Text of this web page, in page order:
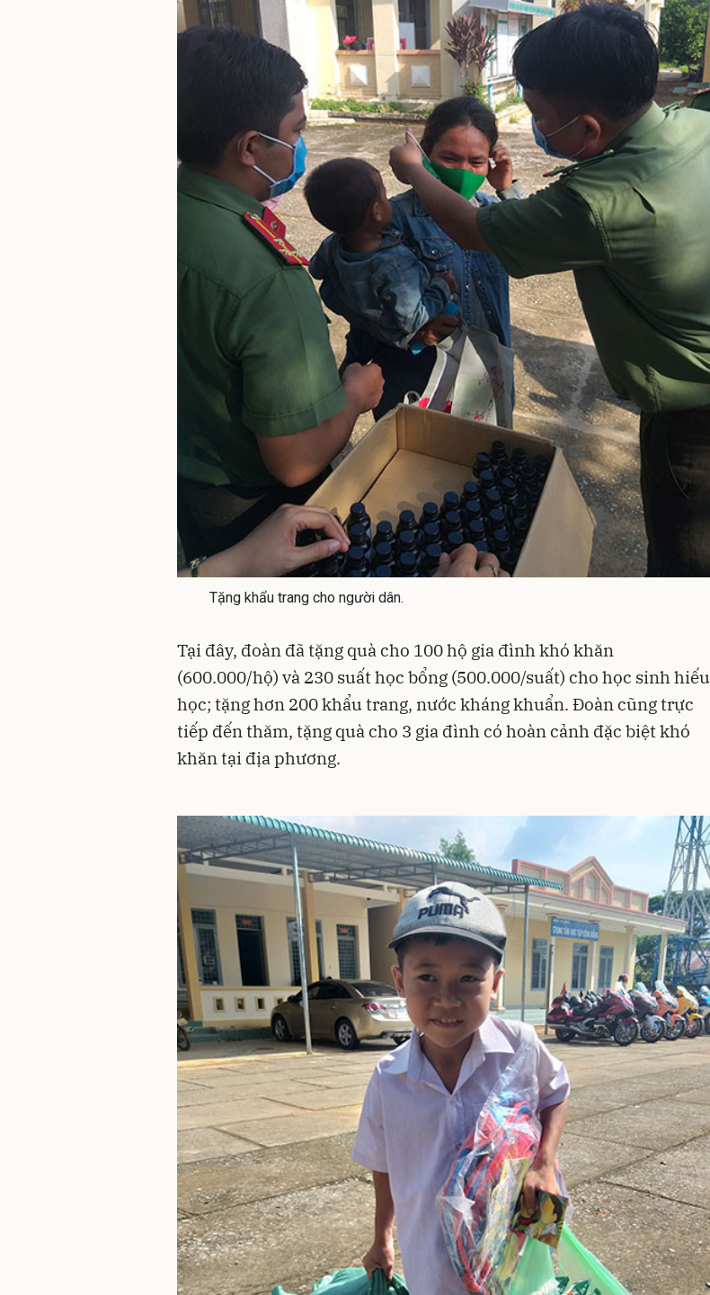
Tặng khẩu trang cho người dân.
Tại đây, đoàn đã tặng quà cho 100 hộ gia đình khó khăn
(600.000/hộ) và 230 suất học bổng (500.000/suất) cho học sinh hiếu
học; tặng hơn 200 khẩu trang, nước kháng khuẩn. Đoàn cũng trực
tiếp đến thăm, tặng quà cho 3 gia đình có hoàn cảnh đặc biệt khó
khăn tại địa phương.